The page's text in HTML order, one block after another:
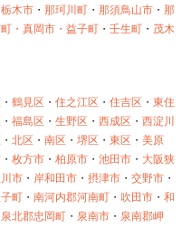
栃木市 ・ 那珂川町 ・ 那須鳥山市 ・ 那
・ 真岡市・ 益子町 ・ 壬生町 ・ 茂木
・ 鶴見区 ・ 住之江区 ・ 住吉区 ・ 東住
・ 福島区 ・ 生野区 ・ 西成区 ・ 西淀川
・ 北区 ・ 南区 ・ 堺区 ・ 東区 ・ 美原
・ 枚方市 ・ 柏原市 ・ 池田市 ・ 大阪狭
市 ・ 岸和田市 ・ 摂津市 ・ 交野市 ・
町 ・ 南河内郡河南町 ・ 吹田市 ・ 和
泉北郡忠岡町 ・ 泉南市 ・ 泉南郡岬